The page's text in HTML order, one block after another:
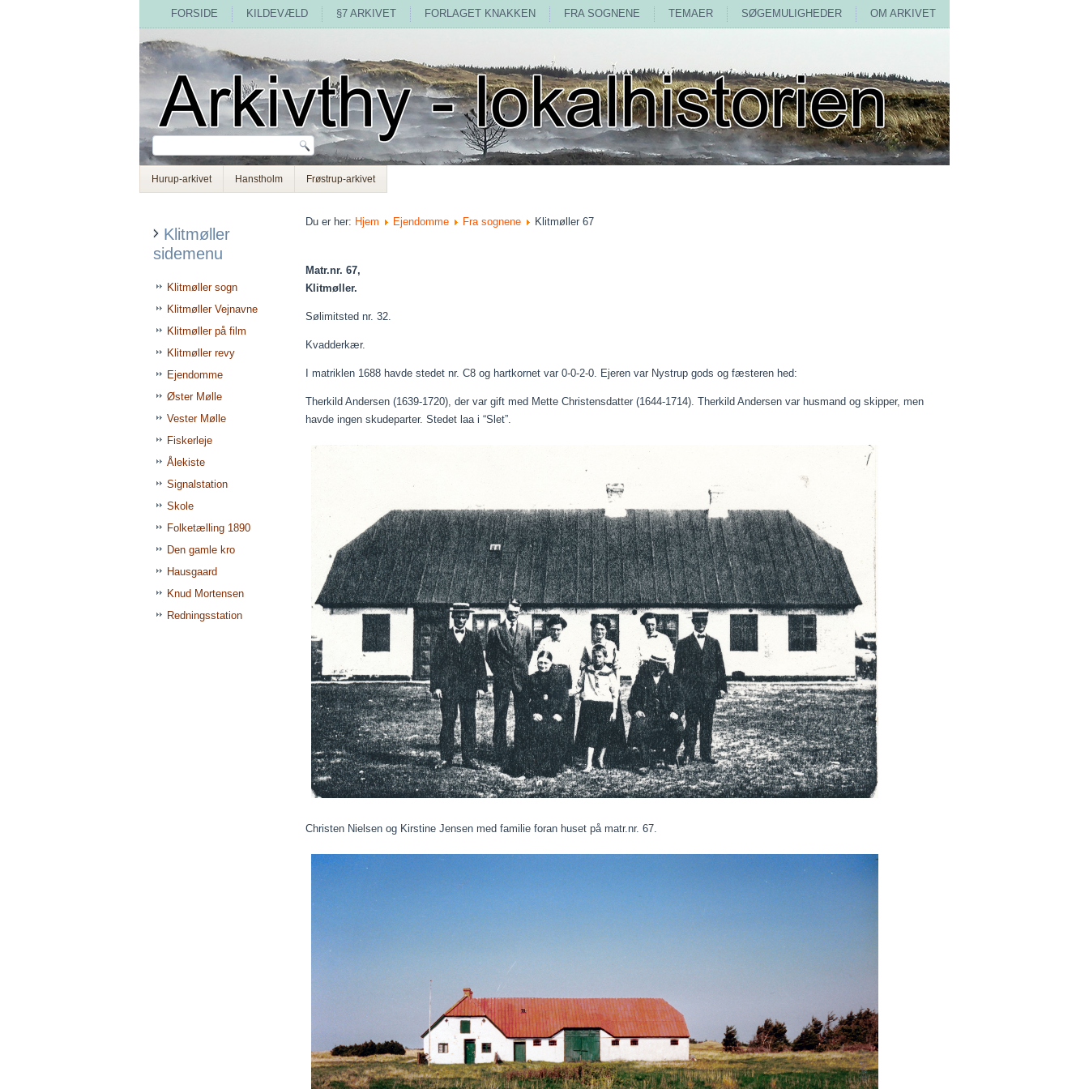
FORSIDE KILDEVÆLD §7 ARKIVET FORLAGET KNAKKEN FRA SOGNENE TEMAER SØGEMULIGHEDER OM ARKIVET
Hurup-arkivet Hanstholm Frøstrup-arkivet
Klitmøller
sidemenu
Klitmøller sogn
Klitmøller Vejnavne
Klitmøller på film
Klitmøller revy
Ejendomme
Øster Mølle
Vester Mølle
Fiskerleje
Ålekiste
Signalstation
Skole
Folketælling 1890
Den gamle kro
Hausgaard
Knud Mortensen
Redningsstation
Du er her: Hjem Ejendomme Fra sognene Klitmøller 67
Matr.nr. 67,
Klitmøller.
Sølimitsted nr. 32.
Kvadderkær.
I matriklen 1688 havde stedet nr. C8 og hartkornet var 0-0-2-0. Ejeren var Nystrup gods og fæsteren hed:
Therkild Andersen (1639-1720), der var gift med Mette Christensdatter (1644-1714). Therkild Andersen var husmand og skipper, men
havde ingen skudeparter. Stedet laai “Slet”.
Christen Nielsen og Kirstine Jensen med familie foran huset på matr.nr. 67.